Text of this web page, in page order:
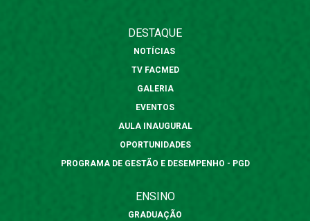
DESTAQUE
NOTÍCIAS
TV FACMED
GALERIA
EVENTOS
AULA INAUGURAL
OPORTUNIDADES
PROGRAMA DE GESTÃO E DESEMPENHO - PGD
ENSINO
GRADUAÇÃO